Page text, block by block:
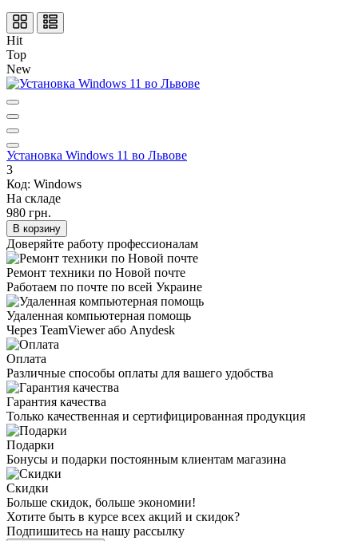
Hit
Top
New
Установка Windows 11 во Львове
3
Код: Windows
На складе
980 грн.
В корзину
Доверяйте работу профессионалам
Ремонт техники по Новой почте
Работаем по почте по всей Украине
Удаленная компьютерная помощь
Через TeamViewer або Anydesk
Оплата
Различные способы оплаты для вашего удобства
Гарантия качества
Только качественная и сертифицированная продукция
Подарки
Бонусы и подарки постоянным клиентам магазина
Скидки
Больше скидок, больше экономии!
Хотите быть в курсе всех акций и скидок?
Подпишитесь на нашу рассылку